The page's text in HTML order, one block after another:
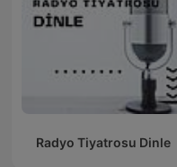
Radyo Tiyatrosu Dinle